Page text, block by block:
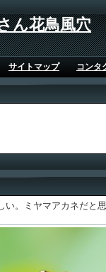
ん花鳥風穴
サイトマップ コンタ
い。ミヤマアカネだと